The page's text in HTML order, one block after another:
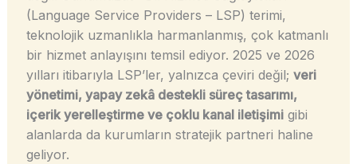
(Language Service Providers – LSP) terimi,
teknolojik uzmanlıkla harmanlanmış, çok katmanlı
bir hizmet anlayışını temsil ediyor. 2025 ve 2026
yılları itibarıyla LSP’ler, yalnızca çeviri değil; veri
yönetimi, yapay zekâ destekli süreç tasarımı,
içerik yerelleştirme ve çoklu kanal iletişimigibi
alanlarda da kurumların stratejik partneri haline
geliyor.